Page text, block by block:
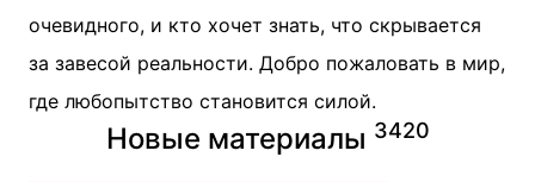
очевидного, и кто хочет знать, что скрывается
за завесой реальности. Добро пожаловать в мир,
где любопытство становится силой.
Новые материалы 3420